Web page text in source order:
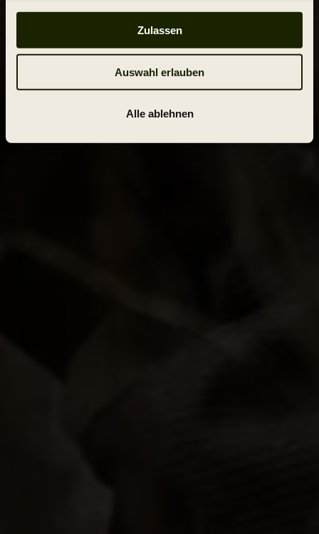
Zulassen
Auswahl erlauben
Alle ablehnen